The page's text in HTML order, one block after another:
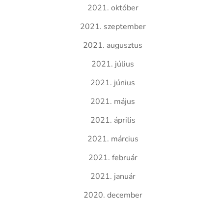
2021. október
2021. szeptember
2021. augusztus
2021. július
2021. június
2021. május
2021. április
2021. március
2021. február
2021. január
2020. december